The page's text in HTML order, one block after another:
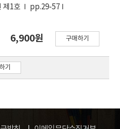
창업기업의 재무제약을 약화
정(+)의 영향을 미침을 확인
미쳤으며, 최대주주지분율 의
타났다. 연구개발 지출과 효
소벤처기업들의 거래소인
은 정부의 요구에 맞는 첨단
제1호
pp.29-57
6,900원 구매하기
기